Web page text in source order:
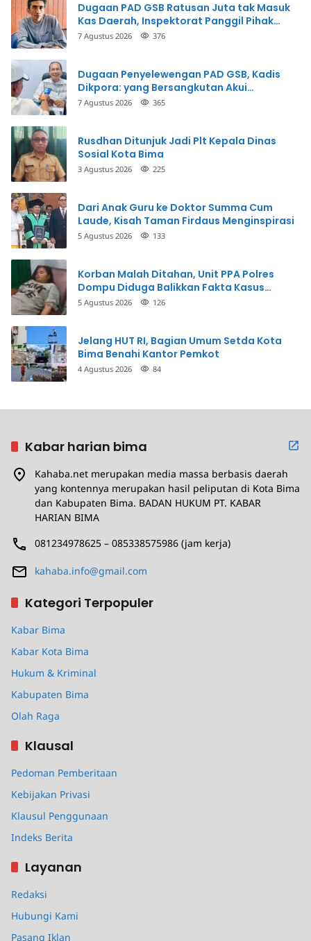
Dugaan PAD GSB Ratusan Juta tak Masuk
Kas Daerah, Inspektorat Panggil Pihak
Terkait
7 Agustus 2026 376
Dugaan Penyelewengan PAD GSB, Kadis
Dikpora: yang Bersangkutan Akui
Perbuatannya dan Siap Mengembalikan
7 Agustus 2026 365
Rusdhan Ditunjuk Jadi Plt Kepala Dinas
Sosial Kota Bima
3 Agustus 2026 225
Dari Anak Guru ke Doktor Summa Cum
Laude, Kisah Taman Firdaus Menginspirasi
5 Agustus 2026 133
Korban Malah Ditahan, Unit PPA Polres
Dompu Diduga Balikkan Fakta Kasus
Penganiayaan
5 Agustus 2026 126
Jelang HUT RI, Bagian Umum Setda Kota
Bima Benahi Kantor Pemkot
4 Agustus 2026 84
Kabar harian bima
Kahaba.net merupakan media massa berbasis daerah
yang kontennya merupakan hasil peliputan di Kota Bima
dan Kabupaten Bima. BADAN HUKUM PT. KABAR
HARIAN BIMA
081234978625 – 085338575986 (jam kerja)
kahaba.info@gmail.com
Kategori Terpopuler
Kabar Bima
Kabar Kota Bima
Hukum & Kriminal
Kabupaten Bima
Olah Raga
Klausal
Pedoman Pemberitaan
Kebijakan Privasi
Klausul Penggunaan
Indeks Berita
Layanan
Redaksi
Hubungi Kami
Pasang Iklan